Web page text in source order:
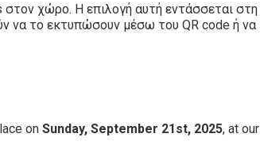
στον χώρο. Η επιλογή αυτή εντάσσεται στη
να το εκτυπώσουν μέσω του QR code ή να
on Sunday, September 21st, 2025, at our